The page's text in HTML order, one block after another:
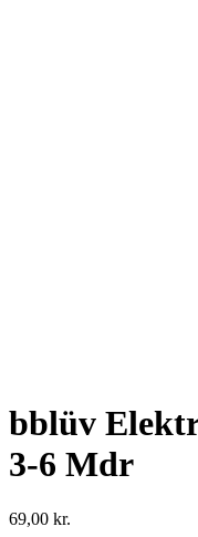
bblüv
3-6 Mdr
69,00 kr.